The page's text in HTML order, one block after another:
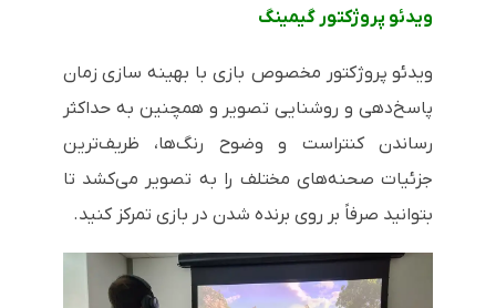
ویدئو پروژکتور گیمینگ
ویدئو پروژکتور مخصوص بازی با بهینه سازی زمان
پاسخ‌دهی و روشنایی تصویر و همچنین به حداکثر
رساندن کنتراست و وضوح رنگ‌ها، ظریف‌ترین
جزئیات صحنه‌های مختلف را به تصویر می‌کشد تا
بتوانید صرفاً بر روی برنده شدن در بازی تمرکز کنید.